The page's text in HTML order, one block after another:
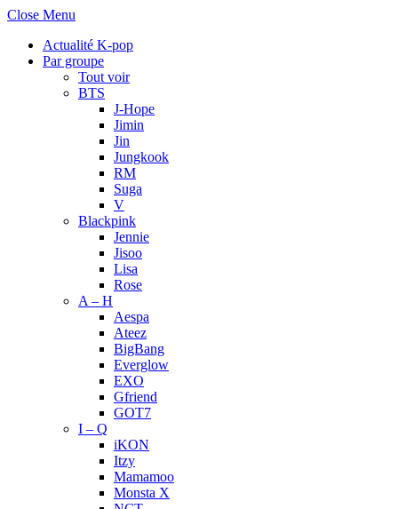
Close Menu
Actualité K-pop
Par groupe
Tout voir
BTS
J-Hope
Jimin
Jin
Jungkook
RM
Suga
V
Blackpink
Jennie
Jisoo
Lisa
Rose
A – H
Aespa
Ateez
BigBang
Everglow
EXO
Gfriend
GOT7
I – Q
iKON
Itzy
Mamamoo
Monsta X